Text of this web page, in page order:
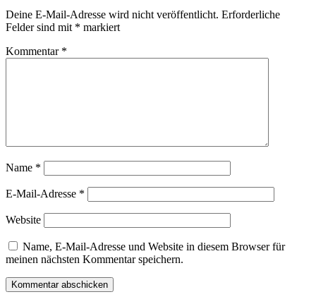
Deine E-Mail-Adresse wird nicht veröffentlicht. Erforderliche
Felder sind mit * markiert
Kommentar *
Name *
E-Mail-Adresse *
Website
Name, E-Mail-Adresse und Website in diesem Browser für
meinen nächsten Kommentar speichern.